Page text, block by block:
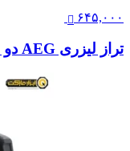
۶۴۵,۰۰۰
تراز لیزری AEG دو خط مدل CLR215-B